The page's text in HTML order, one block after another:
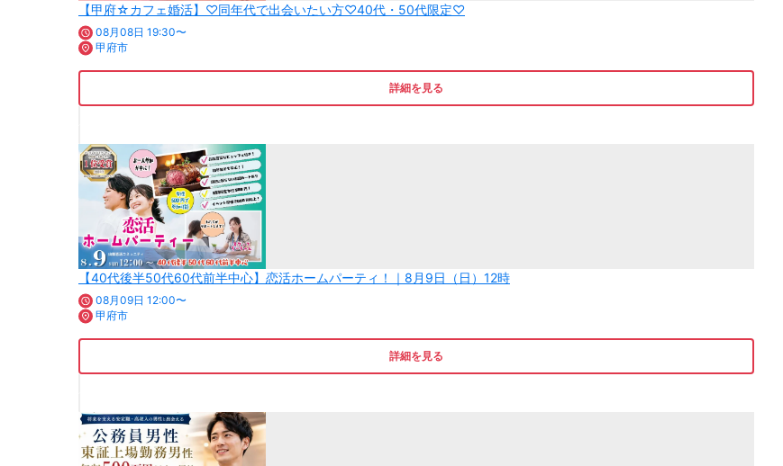
【甲府☆カフェ婚活】♡同年代で出会いたい方♡40代・50代限定♡
08月08日 19:30〜
甲府市
詳細を見る
【40代後半50代60代前半中心】恋活ホームパーティ！｜8月9日（日）12時
08月09日 12:00〜
甲府市
詳細を見る